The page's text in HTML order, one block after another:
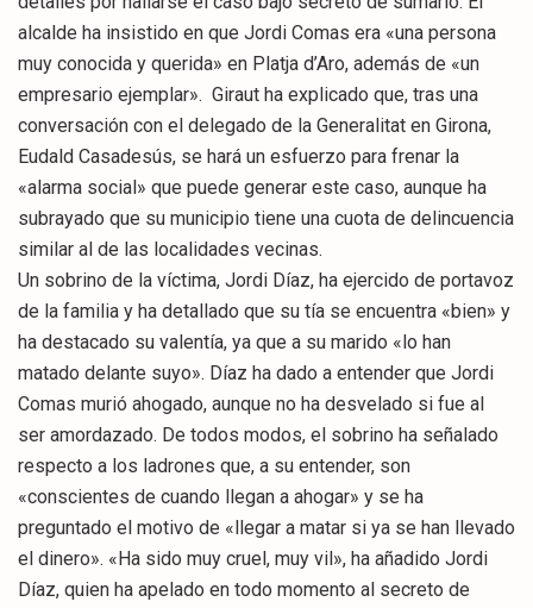
alcalde ha insistido en que Jordi Comas era «una persona
muy conocida y querida» en Platja d’Aro, además de «un
empresario ejemplar». Giraut ha explicado que, tras una
conversación con el delegado de la Generalitat en Girona,
Eudald Casadesús, se hará un esfuerzo para frenar la
«alarma social» que puede generar este caso, aunque ha
subrayado que su municipio tiene una cuota de delincuencia
similar al de las localidades vecinas.
Un sobrino de la víctima, Jordi Díaz, ha ejercido de portavoz
de la familia y ha detallado que su tía se encuentra «bien» y
ha destacado su valentía, ya que a su marido «lo han
matado delante suyo». Díaz ha dado a entender que Jordi
Comas murió ahogado, aunque no ha desvelado si fue al
ser amordazado. De todos modos, el sobrino ha señalado
respecto a los ladrones que, a su entender, son
«conscientes de cuando llegan a ahogar» y se ha
preguntado el motivo de «llegar a matar si ya se han llevado
el dinero». «Ha sido muy cruel, muy vil», ha añadido Jordi
Díaz, quien ha apelado en todo momento al secreto de